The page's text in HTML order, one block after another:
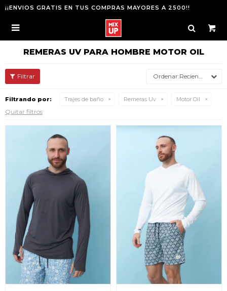
¡¡ENVIOS GRATIS EN TUS COMPRAS MAYORES A 2500!!

REMERAS UV PARA HOMBRE MOTOR OIL
Recientes
Filtrando por: Trajes de baño Remeras Uv Motor Oil
Quitar filtros